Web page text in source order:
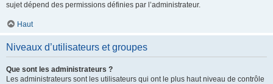
sujet dépend des permissions définies par l’administrateur.
Haut
Niveaux d’utilisateurs et groupes
Que sont les administrateurs ?
Les administrateurs sont les utilisateurs qui ont le plus haut niveau de contrôle